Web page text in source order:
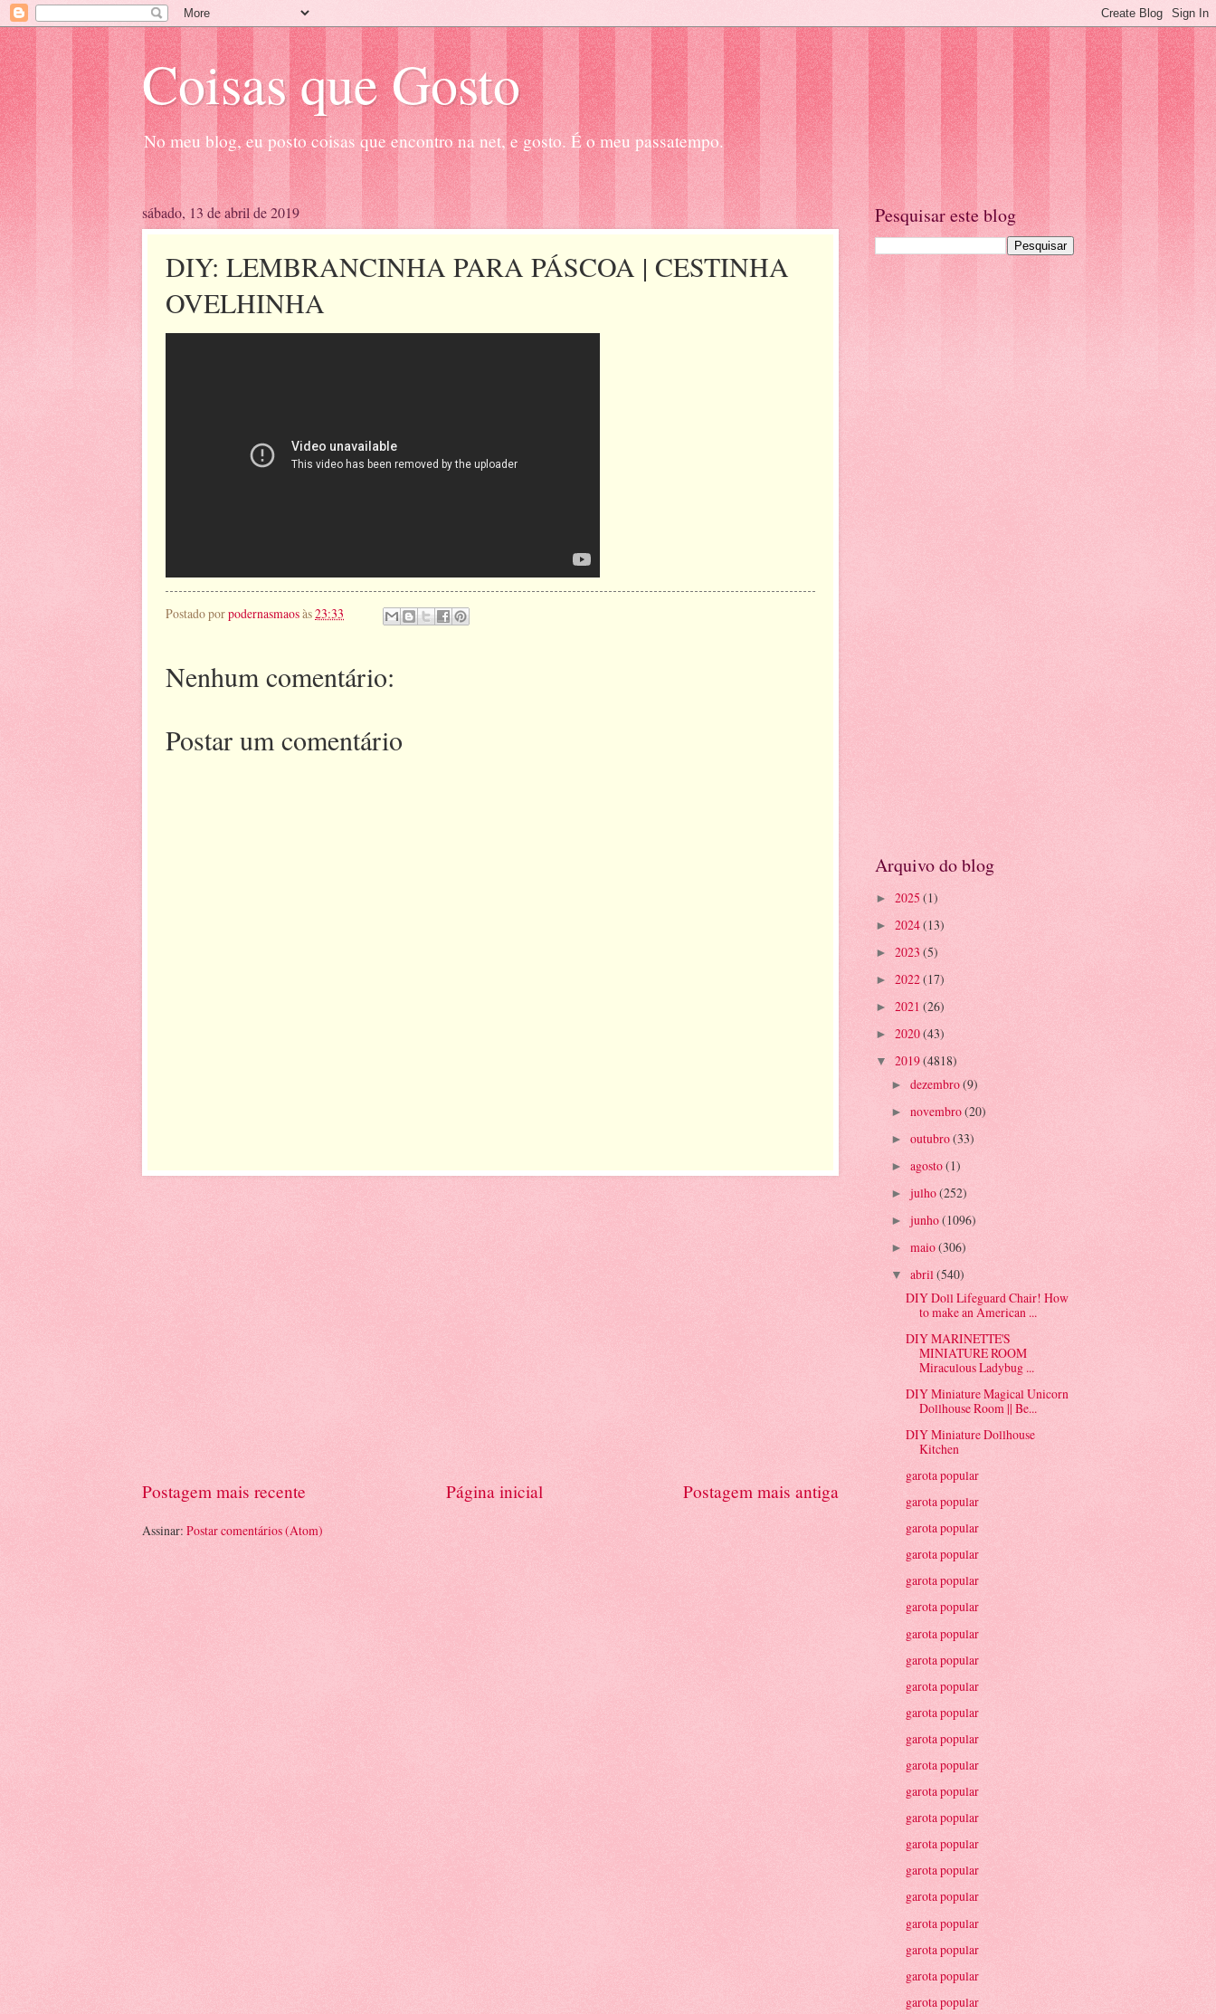
Coisas que Gosto
No meu blog, eu posto coisas que encontro na net, e gosto. É o meu passatempo.
sábado, 13 de abril de 2019
DIY: LEMBRANCINHA PARA PÁSCOA | CESTINHA
OVELHINHA
Postado porpodernasmaosàs23:33
Nenhum comentário:
Postar um comentário
Postagem mais recente Postagem mais antiga
Página inicial
Assinar: Postar comentários (Atom)
Pesquisar este blog
Arquivo do blog
► 2025 (1)
► 2024(13)
► 2023 (5)
► 2022(17)
► 2021 (26)
► 2020(43)
▼ 2019(4818)
► dezembro(9)
► novembro(20)
► outubro(33)
► agosto(1)
► julho(252)
► junho(1096)
► maio(306)
▼ abril(540)
DIY Doll Lifeguard Chair! How
to make an American ...
DIY MARINETTE'S
MINIATURE ROOM
Miraculous Ladybug ...
DIY Miniature Magical Unicorn
Dollhouse Room || Be...
DIY Miniature Dollhouse
Kitchen
garota popular
garota popular
garota popular
garota popular
garota popular
garota popular
garota popular
garota popular
garota popular
garota popular
garota popular
garota popular
garota popular
garota popular
garota popular
garota popular
garota popular
garota popular
garota popular
garota popular
garota popular